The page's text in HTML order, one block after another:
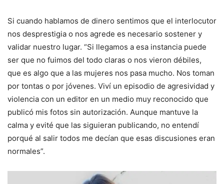
Si cuando hablamos de dinero sentimos que el interlocutor
nos desprestigia o nos agrede es necesario sostener y
validar nuestro lugar. “Si llegamos a esa instancia puede
ser que no fuimos del todo claras o nos vieron débiles,
que es algo que a las mujeres nos pasa mucho. Nos toman
por tontas o por jóvenes. Viví un episodio de agresividad y
violencia con un editor en un medio muy reconocido que
publicó mis fotos sin autorización. Aunque mantuve la
calma y evité que las siguieran publicando, no entendí
porqué al salir todos me decían que esas discusiones eran
normales”.